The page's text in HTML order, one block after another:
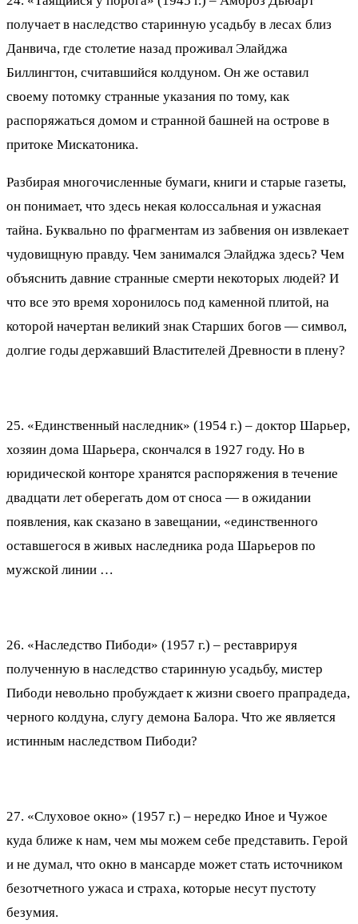
получает в наследство старинную усадьбу в лесах близ
Данвича, где столетие назад проживал Элайджа
Биллингтон, считавшийся колдуном. Он же оставил
своему потомку странные указания по тому, как
распоряжаться домом и странной башней на острове в
притоке Мискатоника.
Разбирая многочисленные бумаги, книги и старые газеты,
он понимает, что здесь некая колоссальная и ужасная
тайна. Буквально по фрагментам из забвения он извлекает
чудовищную правду. Чем занимался Элайджа здесь? Чем
объяснить давние странные смерти некоторых людей? И
что все это время хоронилось под каменной плитой, на
которой начертан великий знак Старших богов — символ,
долгие годы державший Властителей Древности в плену?
25. «Единственный наследник» (1954 г.) – доктор Шарьер,
хозяин дома Шарьера, скончался в 1927 году. Но в
юридической конторе хранятся распоряжения в течение
двадцати лет оберегать дом от сноса — в ожидании
появления, как сказано в завещании, «единственного
оставшегося в живых наследника рода Шарьеров по
мужской линии …
26. «Наследство Пибоди» (1957 г.) – реставрируя
полученную в наследство старинную усадьбу, мистер
Пибоди невольно пробуждает к жизни своего прапрадеда,
черного колдуна, слугу демона Балора. Что же является
истинным наследством Пибоди?
27. «Слуховое окно» (1957 г.) – нередко Иное и Чужое
куда ближе к нам, чем мы можем себе представить. Герой
и не думал, что окно в мансарде может стать источником
безотчетного ужаса и страха, которые несут пустоту
безумия.